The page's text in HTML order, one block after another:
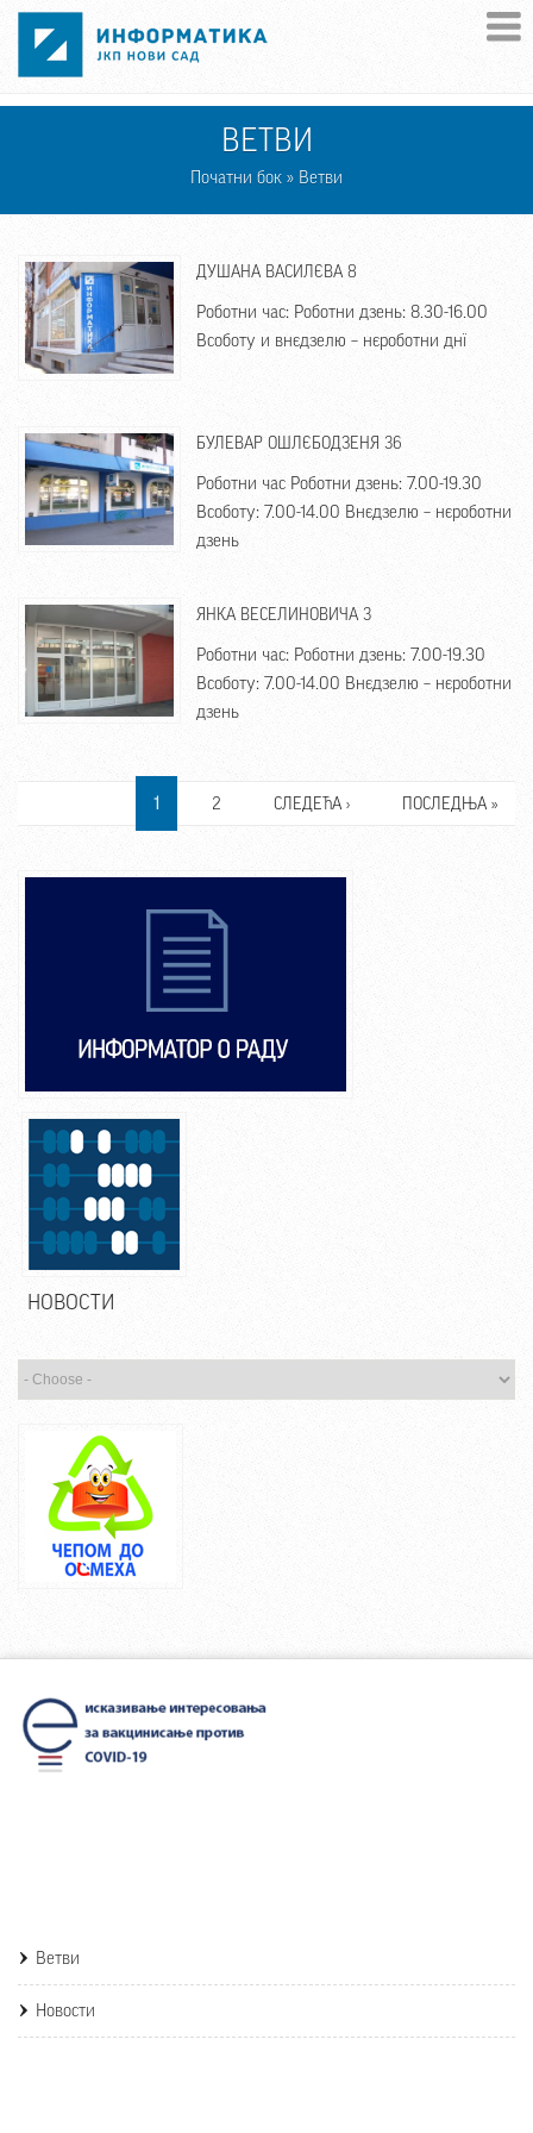
Skip to main content
ВЕТВИ
Початни бок » Ветви
ДУШАНА ВАСИЛЄВА 8
Роботни час: Роботни дзень: 8.30-16.00
Всоботу и внєдзелю – нєроботни днї
БУЛЕВАР ОШЛЄБОДЗЕНЯ 36
Роботни час Роботни дзень: 7.00-19.30
Всоботу: 7.00-14.00 Внєдзелю – нєроботни
дзень
ЯНКА ВЕСЕЛИНОВИЧА 3
Роботни час: Роботни дзень: 7.00-19.30
Всоботу: 7.00-14.00 Внєдзелю – нєроботни
дзень
1 2 СЛЕДЕЋА › ПОСЛЕДЊА »
НОВОСТИ
Ветви
Новости